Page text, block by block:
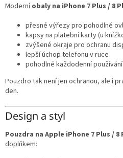
Moderníobaly na iPhone 7 Plus / 8
přesné výřezy pro pohodlné
kapsy na platební karty (u
zvýšené okraje pro ochranu
lepší úchop telefonu v ruce
pohodlné každodenní používání
Pouzdro tak není jen ochranou, ale i
den.
Design a styl
Pouzdra na Apple iPhone 7 Plus / 8
doplňkem: